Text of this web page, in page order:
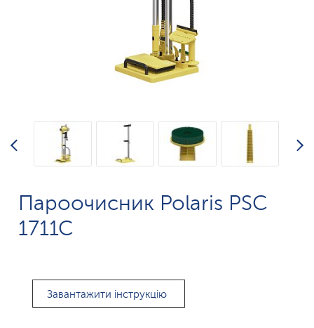
Пароочисник Polaris PSC
1711C
Завантажити інструкцію